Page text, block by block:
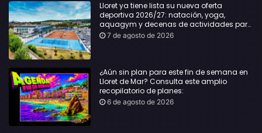
Lloret ya tiene lista su nueva oferta
deportiva 2026/27: natación, yoga,
aquagym y decenas de actividades para
todas las edades
7 de agosto de 2026
¿Aún sin plan para este fin de semana en
Lloret de Mar? Consulta este amplio
recopilatorio de planes:
6 de agosto de 2026